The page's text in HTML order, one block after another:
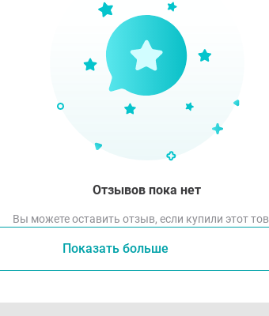
Отзывов пока нет
Вы можете оставить отзыв, если купили этот
Показать больше